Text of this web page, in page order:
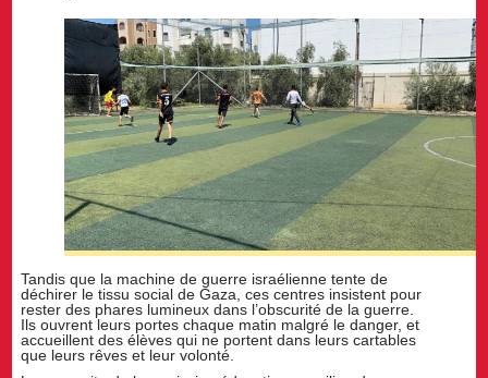
Tandis que la machine de guerre israélienne tente de
déchirer le tissu social de Gaza, ces centres insistent pour
rester des phares lumineux dans l’obscurité de la guerre.
Ils ouvrent leurs portes chaque matin malgré le danger, et
accueillent des élèves qui ne portent dans leurs cartables
que leurs rêves et leur volonté.